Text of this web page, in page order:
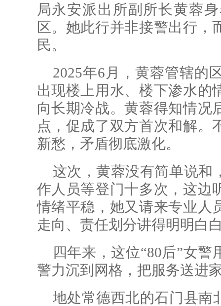
局永安派出所副所长黄蓉
区。她此行并非接警出行，
民。
2025年6月，黄蓉管辖的
出现楼上用水、楼下渗水的
向长期冷战。黄蓉得知情况
点，促成了双方首次和解。
新愁，矛盾彻底激化。
这次，黄蓉没有简单说和
作人员等登门十多次，这边
情绪平稳，她又请来专业人
走向、责任划分讲得明明白
四年来，这位“80后”女
警力沉到网格，把服务送进
地处常德西北的石门县南